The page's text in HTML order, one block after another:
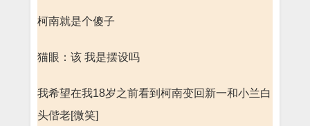
柯南就是个傻子
猫眼：该 我是摆设吗
我希望在我18岁之前看到柯南变回新一和小兰白
头偕老[微笑]